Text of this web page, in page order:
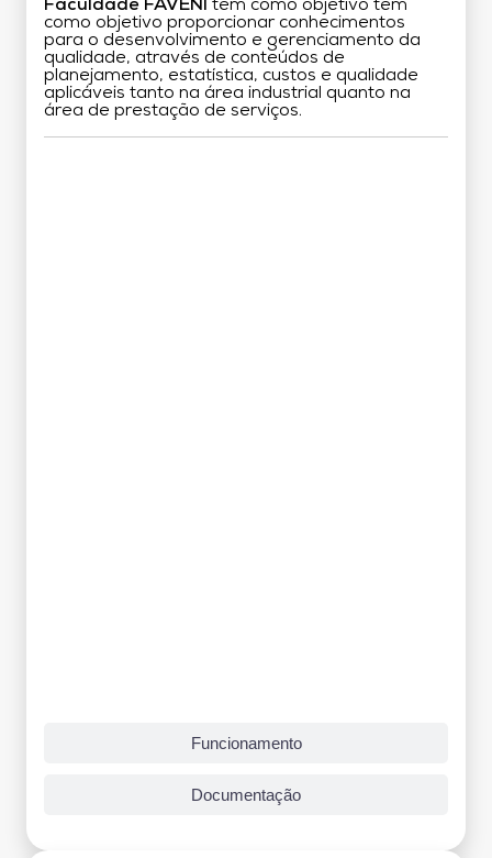
Faculdade FAVENI
tem como objetivo tem
como objetivo proporcionar conhecimentos
para o desenvolvimento e gerenciamento da
qualidade, através de conteúdos de
planejamento, estatística, custos e qualidade
aplicáveis tanto na área industrial quanto na
área de prestação de serviços.
Funcionamento
Documentação